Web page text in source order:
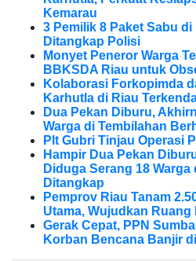
Kemarau
3 Pemilik 8 Paket Sabu
Ditangkap Polisi
Monyet Peneror Warga
BBKSDA Riau untuk
Kolaborasi Forkopimda
Karhutla di Riau
Dua Pekan Diburu,
Warga di Tembilahan
Plt Gubri Tinjau Operasi
Hampir Dua Pekan
Diduga Serang 18
Ditangkap
Pemprov Riau Tanam
Utama, Wujudkan
Gerak Cepat, PPN
Korban Bencana Banjir